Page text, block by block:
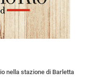
nella stazione di Barletta